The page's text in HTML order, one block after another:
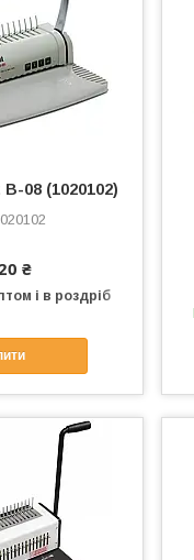
08 (1020102)
₴
і в роздріб